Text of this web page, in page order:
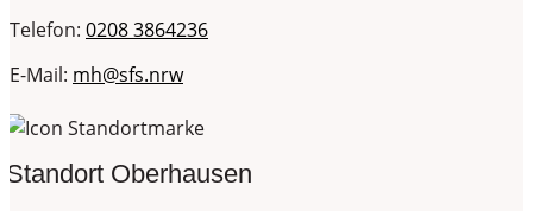
Telefon: 0208 3864236
E-Mail: mh@sfs.nrw
Standort Oberhausen